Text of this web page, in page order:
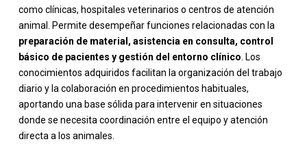
como clínicas, hospitales veterinarios o centros de atención
animal. Permite desempeñar funciones relacionadas con la
preparación de material, asistencia en consulta, control
básico de pacientes y gestión del entorno clínico . Los
conocimientos adquiridos facilitan la organización del trabajo
diario y la colaboración en procedimientos habituales,
aportando una base sólida para intervenir en situaciones
donde se necesita coordinación entre el equipo y atención
directa a los animales.
-